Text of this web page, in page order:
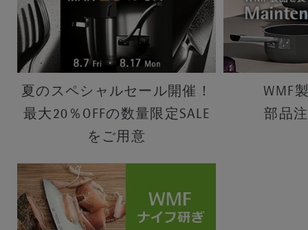
夏のスペシャルセール開催！
最大20％OFFの数量限定SALE
をご用意
WMF
部品